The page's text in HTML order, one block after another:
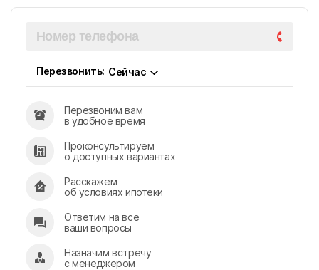
Перезвоним вам
в удобное время
Проконсультируем
о доступных вариантах
Расскажем
об условиях ипотеки
Ответим на все
ваши вопросы
Назначим встречу
с менеджером
Перезвонить: Сейчас